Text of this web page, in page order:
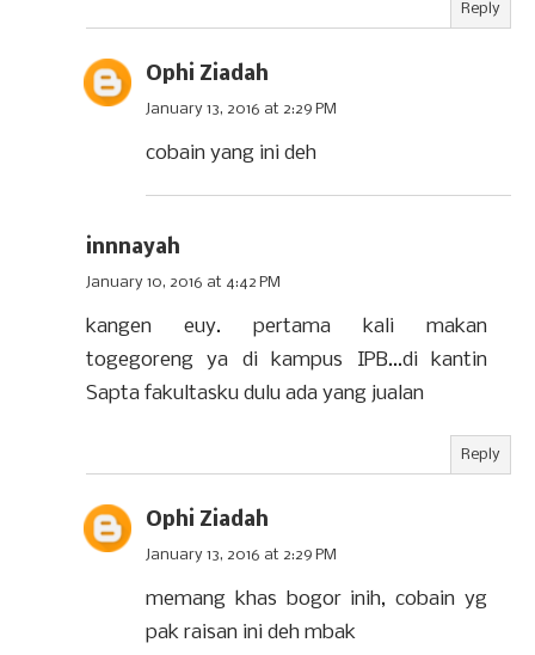
Reply
Ophi Ziadah
January 13, 2016 at 2:29 PM
cobain yang ini deh
innnayah
January 10, 2016 at 4:42 PM
kangen euy. pertama kali makan
togegoreng ya di kampus IPB...di kantin
Sapta fakultasku dulu ada yang jualan
Reply
Ophi Ziadah
January 13, 2016 at 2:29 PM
memang khas bogor inih, cobain yg
pak raisan ini deh mbak